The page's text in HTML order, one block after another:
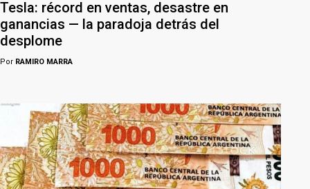
Tesla: récord en ventas, desastre en
ganancias — la paradoja detrás del
desplome
Por RAMIRO MARRA